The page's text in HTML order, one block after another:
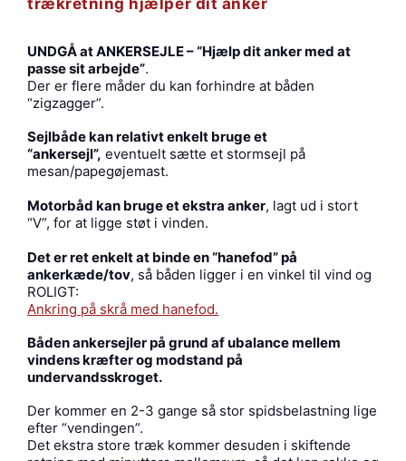
trækretning hjælper dit anker
UNDGÅ at ANKERSEJLE – “Hjælp dit anker med at
passe sit arbejde”.
Der er flere måder du kan forhindre at båden
“zigzagger”.
Sejlbåde kan relativt enkelt bruge et
“ankersejl”, eventuelt sætte et stormsejl på
mesan/papegøjemast.
Motorbåd kan bruge et ekstra anker, lagt ud i stort
“V”, for at ligge støt i vinden.
Det er ret enkelt at binde en “hanefod” på
ankerkæde/tov, så båden ligger i en vinkel til vind og
ROLIGT:
Ankring på skrå med hanefod.
Båden ankersejler på grund af ubalance mellem
vindens kræfter og modstand på
undervandsskroget.
Der kommer en 2-3 gange så stor spidsbelastning lige
efter “vendingen”.
Det ekstra store træk kommer desuden i skiftende